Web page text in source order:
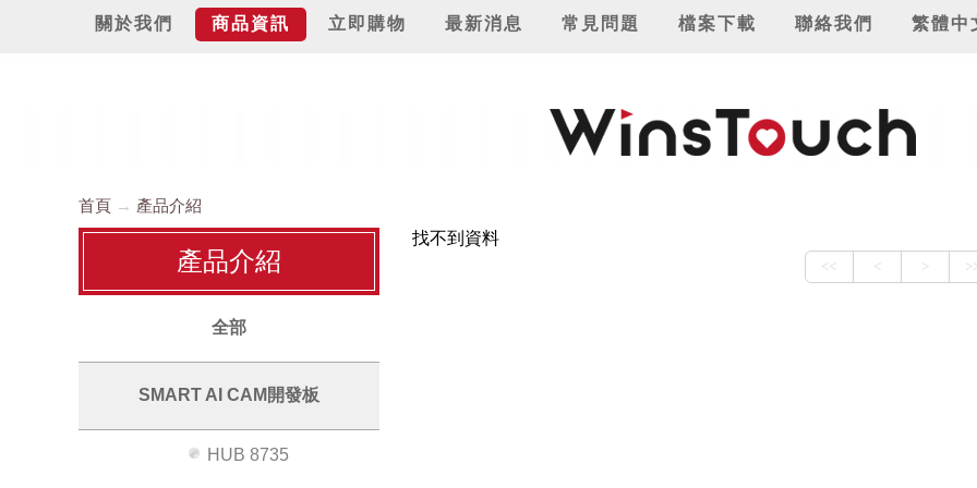
關於我們 商品資訊 立即購物 最新消息 常見問題 檔案下載 聯絡我們 繁體中
首頁 產品介紹
產品介紹
全部
SMART AI CAM開發板
HUB 8735
找不到資料